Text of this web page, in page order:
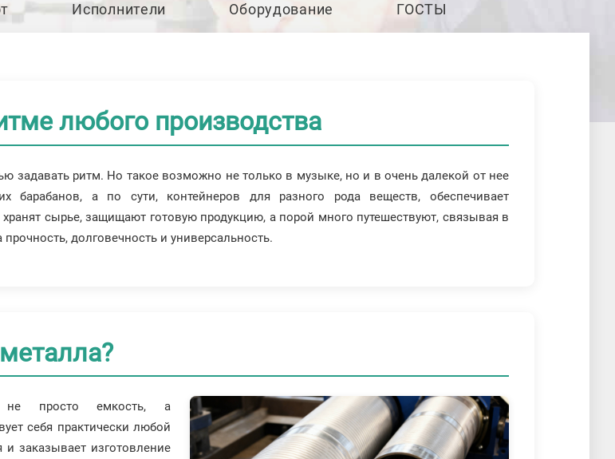
Исполнители Оборудование ГОСТЫ
любого производства
задавать ритм. Но такое возможно не только в музыке, но и в очень далекой от нее
барабанов, а по сути, контейнеров для разного рода веществ, обеспечивает
сырье, защищают готовую продукцию, а порой много путешествуют, связывая в
долговечность и универсальность.
не просто емкость, а
себя практически любой
и заказывает изготовление